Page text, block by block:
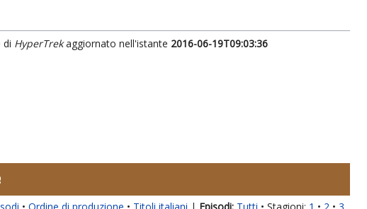
di HyperTrekaggiornato nell'istante 2016-06-19T09:03:36